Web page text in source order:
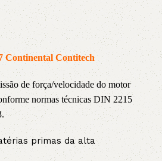
Continental Contitech
de força/velocidade do motor
normas técnicas DIN 2215
primas da alta